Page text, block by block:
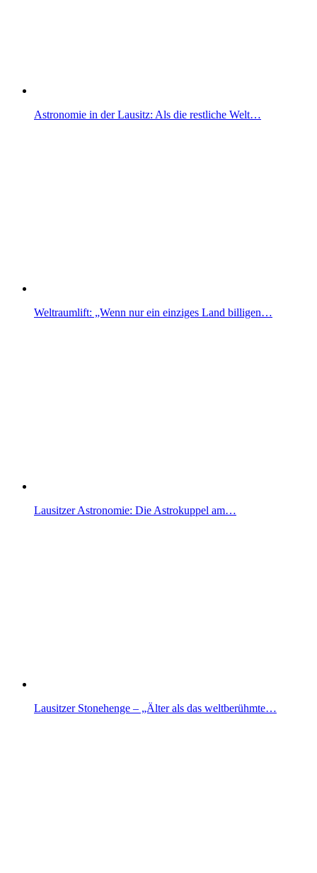
Astronomie in der Lausitz: Als die restliche Welt…
Weltraumlift: „Wenn nur ein einziges Land billigen…
Lausitzer Astronomie: Die Astrokuppel am…
Lausitzer Stonehenge – „Älter als das weltberühmte…